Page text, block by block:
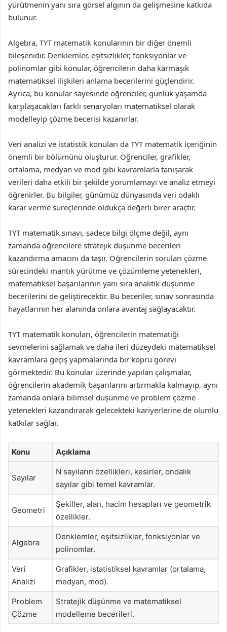
yürütmenin yanı sıra görsel algının da gelişmesine katkıda
bulunur.
Algebra, TYT matematik konularının bir diğer önemli
bileşenidir. Denklemler, eşitsizlikler, fonksiyonlar ve
polinomlar gibi konular, öğrencilerin daha karmaşık
matematiksel ilişkileri anlama becerilerini güçlendirir.
Ayrıca, bu konular sayesinde öğrenciler, günlük yaşamda
karşılaşacakları farklı senaryoları matematiksel olarak
modelleyip çözme becerisi kazanırlar.
Veri analizi ve istatistik konuları da TYT matematik içeriğinin
önemli bir bölümünü oluşturur. Öğrenciler, grafikler,
ortalama, medyan ve mod gibi kavramlarla tanışarak
verileri daha etkili bir şekilde yorumlamayı ve analiz etmeyi
öğrenirler. Bu bilgiler, günümüz dünyasında veri odaklı
karar verme süreçlerinde oldukça değerli birer araçtır.
TYT matematik sınavı, sadece bilgi ölçme değil, aynı
zamanda öğrencilere stratejik düşünme becerileri
kazandırma amacını da taşır. Öğrencilerin soruları çözme
sürecindeki mantık yürütme ve çözümleme yetenekleri,
matematiksel başarılarının yanı sıra analitik düşünme
becerilerini de geliştirecektir. Bu beceriler, sınav sonrasında
hayatlarının her alanında onlara avantaj sağlayacaktır.
TYT matematik konuları, öğrencilerin matematiği
sevmelerini sağlamak ve daha ileri düzeydeki matematiksel
kavramlara geçiş yapmalarında bir köprü görevi
görmektedir. Bu konular üzerinde yapılan çalışmalar,
öğrencilerin akademik başarılarını artırmakla kalmayıp, aynı
zamanda onlara bilimsel düşünme ve problem çözme
yetenekleri kazandırarak gelecekteki kariyerlerine de olumlu
katkılar sağlar.
Konu Açıklama
Sayılar
N sayıların özellikleri, kesirler, ondalık
sayılar gibi temel kavramlar.
Geometri
Şekiller, alan, hacim hesapları ve geometrik
özellikler.
Algebra
Denklemler, eşitsizlikler, fonksiyonlar ve
polinomlar.
Veri
Analizi
Grafikler, istatistiksel kavramlar (ortalama,
medyan, mod).
Problem
Çözme
Stratejik düşünme ve matematiksel
modelleme becerileri.